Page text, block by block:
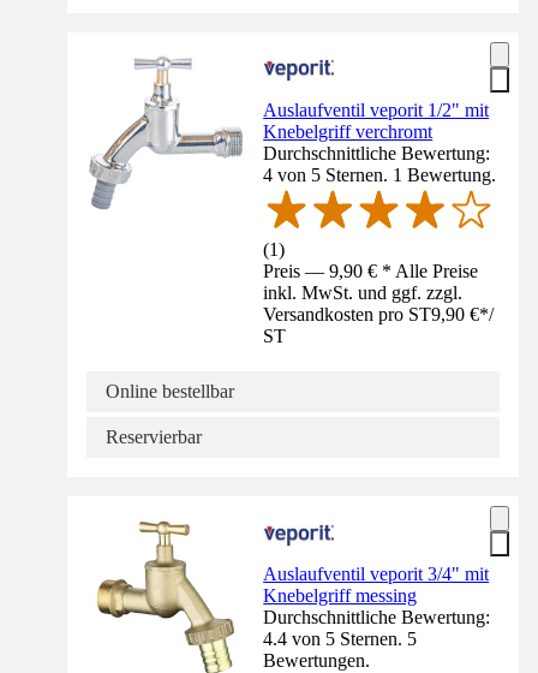
Auslaufventil veporit 1/2" mit
Knebelgriff verchromt
Durchschnittliche Bewertung:
4 von 5 Sternen. 1 Bewertung.
(1)
Preis — 9,90 € * Alle Preise
inkl. MwSt. und ggf. zzgl.
Versandkosten pro ST9,90 €*/
ST
Online bestellbar
Reservierbar
Auslaufventil veporit 3/4" mit
Knebelgriff messing
Durchschnittliche Bewertung:
4.4 von 5 Sternen. 5
Bewertungen.